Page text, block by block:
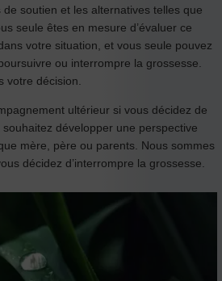
soutien et les alternatives telles que
seule êtes en mesure d’évaluer ce
votre situation, et vous seule pouvez
ou interrompre la grossesse.
votre décision.
ultérieur si vous décidez de
développer une perspective
mère, père ou parents. Nous sommes
décidez d’interrompre la grossesse.